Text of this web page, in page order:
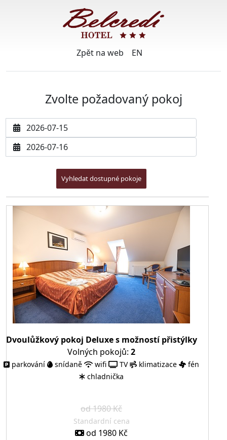
Zpět na web EN
Zvolte požadovaný pokoj
Datum příjezdu
Datum odjezdu
Dvoulůžkový pokoj Deluxe s možností přistýlky
Volných pokojů: 2
parkování snídaně wifi TV klimatizace
fén
chladnička
od 1980 Kč
Standardní cena
od 1980 Kč